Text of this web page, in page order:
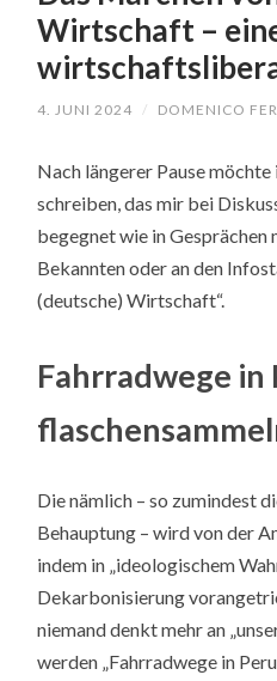
Wirtschaft –
4. JUNI 2024 / DOMENICO
Nach längerer Pause
schreiben, das mir bei
begegnet wie in Gesprächen
Bekannten oder an den
(deutsche) Wirtschaft“.
Fahrradwege in
Die nämlich – so zumindest
Behauptung – wird von der
indem in „ideologischem
Dekarbonisierung
niemand denkt mehr an
werden „Fahrradwege in